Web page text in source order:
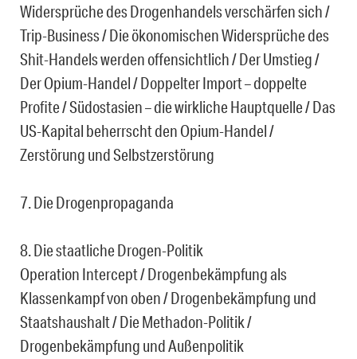
Widersprüche des Drogenhandels verschärfen sich /
Trip-Business / Die ökonomischen Widersprüche des
Shit-Handels werden offensichtlich / Der Umstieg /
Der Opium-Handel / Doppelter Import – doppelte
Profite / Südostasien – die wirkliche Hauptquelle / Das
US-Kapital beherrscht den Opium-Handel /
Zerstörung und Selbstzerstörung
7. Die Drogenpropaganda
8. Die staatliche Drogen-Politik
Operation Intercept / Drogenbekämpfung als
Klassenkampf von oben / Drogenbekämpfung und
Staatshaushalt / Die Methadon-Politik /
Drogenbekämpfung und Außenpolitik